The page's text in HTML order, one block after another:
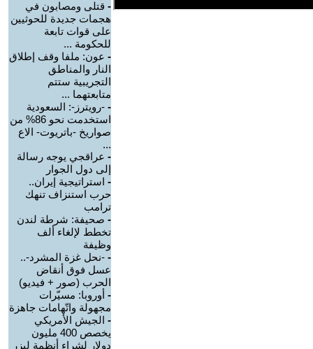
- قتلى ومصابون في
هجمات جديدة للحوثيين
على قوات تابعة
للحكومة ...
- عون: ملفا وقف إطلاق
النار والمناطق
التجريبية ستتم
متابعتهما ...
- -رويترز-: السعودية
استخدمت نحو 86% من
صواريخ -باتريوت- الاع
...
- عراقجي يوجه رسالة
إلى دول الجوار
- استراتيجية إيران..
حرب استنزاف تنهك
ترامب
- صحيفة: شرطة لندن
تخطط لإلغاء ألف
وظيفة
- -نحل غزة المشرد-..
عسل فوق أنقاض
الحرب (صور + فيديو)
- أوروبا: مسيّرات
مجهولة واتّهامات جاهزة
- الجيش الأمريكي
يخصص 400 مليون
دولار لشراء أنظمة ليزر